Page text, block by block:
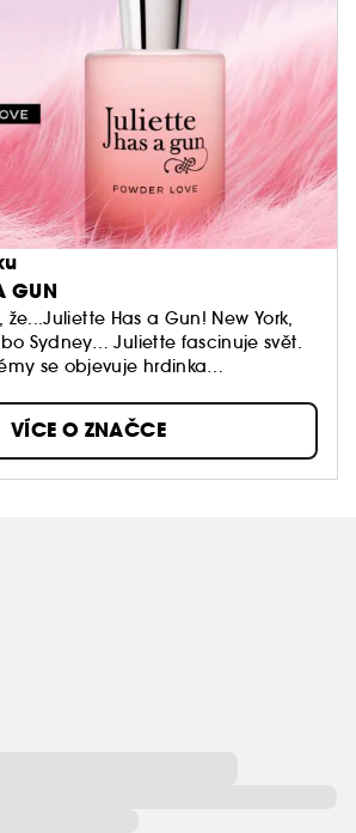
GUN
že...Juliette Has a Gun! New York,
Sydney… Juliette fascinuje svět.
se objevuje hrdinka
vnuka slavné návrhářky Niny
krátký a existuje příliš mnoho
Svůdná zbraň jako metafora
symbolizuje osvobození žen vůči
VÍCE O ZNAČCE